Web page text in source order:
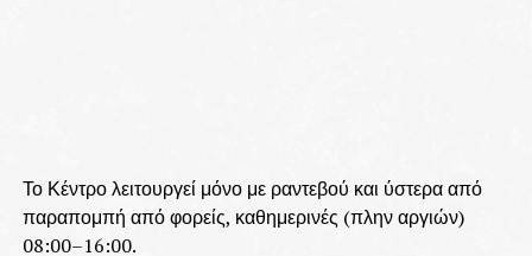
Το Κέντρο λειτουργεί μόνο με ραντεβού και ύστερα από
παραπομπή από φορείς, καθημερινές (πλην αργιών)
08:00–16:00.